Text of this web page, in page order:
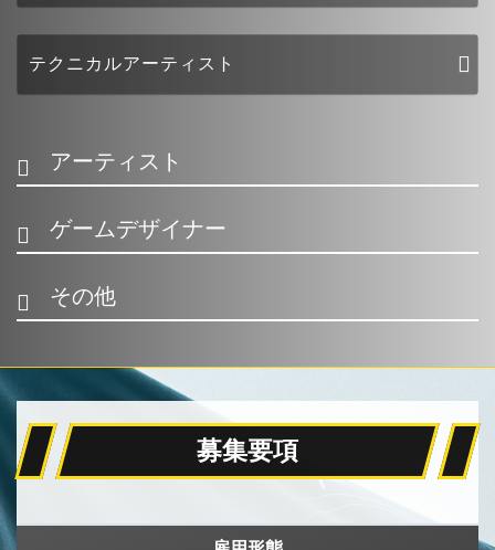
テクニカルアーティスト
アーティスト
ゲームデザイナー
その他
募集要項